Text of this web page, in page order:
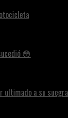
😳
ultimado a su suegra